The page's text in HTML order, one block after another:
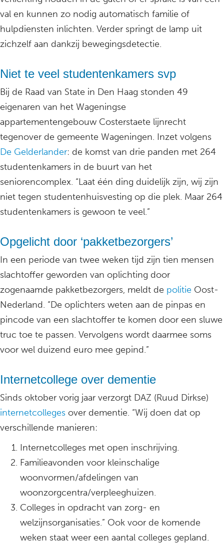
val en kunnen zo nodig automatisch familie of
hulpdiensten inlichten. Verder springt de lamp uit
zichzelf aan dankzij bewegingsdetectie.
Niet te veel studentenkamers svp
Bij de Raad van State in Den Haag stonden 49
eigenaren van het Wageningse
appartementengebouw Costerstaete lijnrecht
tegenover de gemeente Wageningen. Inzet volgens
De Gelderlander: de komst van drie panden met 264
studentenkamers in de buurt van het
seniorencomplex. “Laat één ding duidelijk zijn, wij zijn
niet tegen studentenhuisvesting op die plek. Maar 264
studentenkamers is gewoon te veel.”
Opgelicht door ‘pakketbezorgers’
In een periode van twee weken tijd zijn tien mensen
slachtoffer geworden van oplichting door
zogenaamde pakketbezorgers, meldt de politie Oost-
Nederland. “De oplichters weten aan de pinpas en
pincode van een slachtoffer te komen door een sluwe
truc toe te passen. Vervolgens wordt daarmee soms
voor wel duizend euro mee gepind.”
Internetcollege over dementie
Sinds oktober vorig jaar verzorgt DAZ (Ruud Dirkse)
internetcolleges over dementie. “Wij doen dat op
verschillende manieren:
Internetcolleges met open inschrijving.
Familieavonden voor kleinschalige
woonvormen/afdelingen van
woonzorgcentra/verpleeghuizen.
Colleges in opdracht van zorg- en
welzijnsorganisaties.” Ook voor de komende
weken staat weer een aantal colleges gepland.